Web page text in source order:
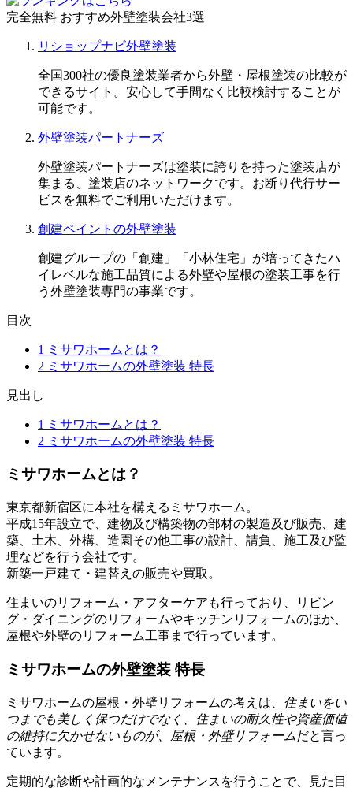
完全無料 おすすめ外壁塗装会社3選
リショップナビ外壁塗装
全国300社の優良塗装業者から外壁・屋根塗装の比較が
できるサイト。安心して手間なく比較検討することが
可能です。
外壁塗装パートナーズ
外壁塗装パートナーズは塗装に誇りを持った塗装店が
集まる、塗装店のネットワークです。お断り代行サー
ビスを無料でご利用いただけます。
創建ペイントの外壁塗装
創建グループの「創建」「小林住宅」が培ってきたハ
イレベルな施工品質による外壁や屋根の塗装工事を行
う外壁塗装専門の事業です。
目次
1
ミサワホームとは？
2 ミサワホームの外壁塗装 特長
見出し
1
ミサワホームとは？
2 ミサワホームの外壁塗装 特長
ミサワホームとは？
東京都新宿区に本社を構えるミサワホーム。
平成15年設立で、建物及び構築物の部材の製造及び販売、建
築、土木、外構、造園その他工事の設計、請負、施工及び監
理などを行う会社です。
新築一戸建て・建替えの販売や買取。
住まいのリフォーム・アフターケアも行っており、リビン
グ・ダイニングのリフォームやキッチンリフォームのほか、
屋根や外壁のリフォーム工事まで行っています。
ミサワホームの外壁塗装 特長
ミサワホームの屋根・外壁リフォームの考えは、 住まいをい
つまでも美しく保つだけでなく、住まいの耐久性や資産価値
の維持に欠かせないものが、屋根・外壁リフォームだと言っ
ています。
定期的な診断や計画的なメンテナンスを行うことで、見た目